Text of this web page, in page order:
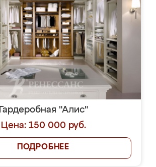
Гардеробная "Алис"
Цена: 150 000 руб.
ПОДРОБНЕЕ